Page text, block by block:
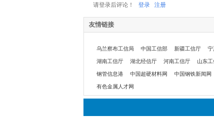
请登录后评论！ 登录 注册
友情链接
乌兰察布工信局 中国工信部 新疆工信厅 宁
湖南工信厅 湖北经信厅 河南工信厅 山东
钢管信息港 中国超硬材料网 中国钢铁新闻网
有色金属人才网